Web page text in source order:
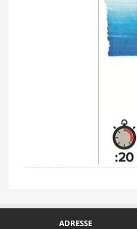
ADRESSE